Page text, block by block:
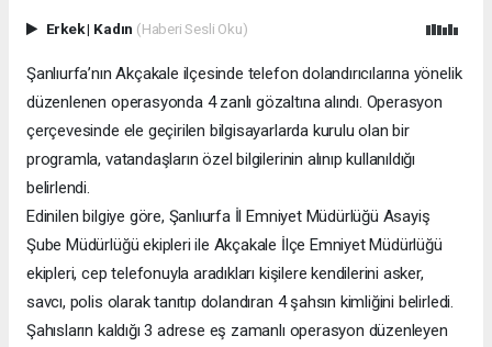
Erkek| Kadın (Haberi Sesli Oku)
Şanlıurfa’nın Akçakale ilçesinde telefon dolandırıcılarına yönelik
düzenlenen operasyonda 4 zanlı gözaltına alındı. Operasyon
çerçevesinde ele geçirilen bilgisayarlarda kurulu olan bir
programla, vatandaşların özel bilgilerinin alınıp kullanıldığı
belirlendi.
Edinilen bilgiye göre, Şanlıurfa İl Emniyet Müdürlüğü Asayiş
Şube Müdürlüğü ekipleri ile Akçakale İlçe Emniyet Müdürlüğü
ekipleri, cep telefonuyla aradıkları kişilere kendilerini asker,
savcı, polis olarak tanıtıp dolandıran 4 şahsın kimliğini belirledi.
Şahısların kaldığı 3 adrese eş zamanlı operasyon düzenleyen